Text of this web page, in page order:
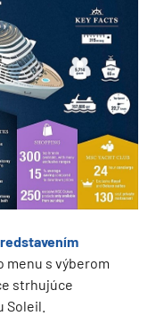
menu s výberom
strhujúce